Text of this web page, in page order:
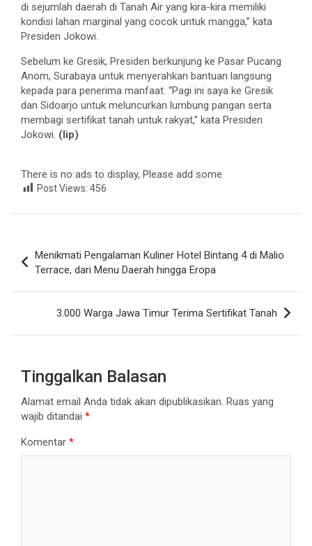
di sejumlah daerah di Tanah Air yang kira-kira memiliki
kondisi lahan marginal yang cocok untuk mangga,” kata
Presiden Jokowi.
Sebelum ke Gresik, Presiden berkunjung ke Pasar Pucang
Anom, Surabaya untuk menyerahkan bantuan langsung
kepada para penerima manfaat. “Pagi ini saya ke Gresik
dan Sidoarjo untuk meluncurkan lumbung pangan serta
membagi sertifikat tanah untuk rakyat,” kata Presiden
Jokowi. (lip)
There is no ads to display, Please add some
Post Views: 456
pos
Menikmati Pengalaman Kuliner Hotel Bintang 4 di Malio
Terrace, dari Menu Daerah hingga Eropa
3.000 Warga Jawa Timur Terima Sertifikat Tanah
Tinggalkan Balasan
Alamat email Anda tidak akan dipublikasikan. Ruas yang
wajib ditandai *
Komentar *